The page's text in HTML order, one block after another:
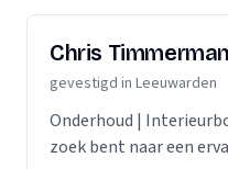
Chris Timmerman
gevestigd in Leeuwarden
Onderhoud |
zoek bent naar een